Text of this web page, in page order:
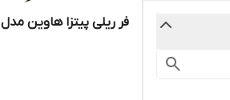
فر ریلی پیتزا هاوین مدل CO-65